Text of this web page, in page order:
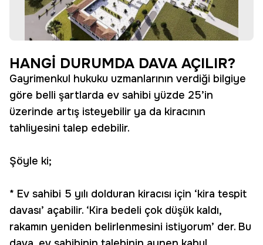
HANGİ DURUMDA DAVA AÇILIR?
Gayrimenkul hukuku uzmanlarının verdiği bilgiye
göre belli şartlarda ev sahibi yüzde 25’in
üzerinde artış isteyebilir ya da kiracının
tahliyesini talep edebilir.
Şöyle ki;
* Ev sahibi 5 yılı dolduran kiracısı için ‘kira tespit
davası’ açabilir. ‘Kira bedeli çok düşük kaldı,
rakamın yeniden belirlenmesini istiyorum’ der. Bu